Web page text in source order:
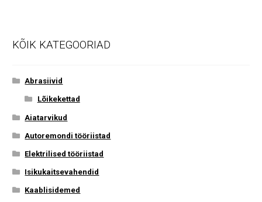
KÕIK KATEGOORIAD
Abrasiivid
Lõikekettad
Aiatarvikud
Autoremondi tööriistad
Elektrilised tööriistad
Isikukaitsevahendid
Kaablisidemed